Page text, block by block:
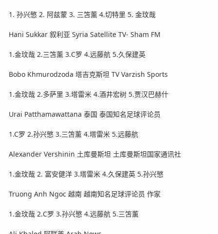
1. 孙兴慜 2. 阿兹蒙 3. 三笘薰 4.切特里 5. 金玟哉
Hani Sukkar 叙利亚 Syria Satellite TV- Sham FM
1.金玟哉 2.三笘薰 3.C罗 4.远藤航 5.久保建英
Bobo Khmurodzoda 塔吉克斯坦 TV Varzish Sports
1.金玟哉 2.多萨里 3.塔雷米 4.酒井宏树 5.贾汉巴赫什
Urai Patthamawattana 泰国 泰国知名足球评论员
1.C罗 2.孙兴慜 3.三笘薰 4.塔雷米 5.远藤航
Alexander Vershinin 土库曼斯坦 土库曼斯坦国家通讯社
1.金玟哉 2. 富安健洋 3.塔雷米 4.久保建英 5.孙兴慜
Truong Anh Ngoc 越南 越南知名足球评论员 作家
1.金玟哉 2.C罗 3.孙兴慜 4.远藤航 5.三笘薰